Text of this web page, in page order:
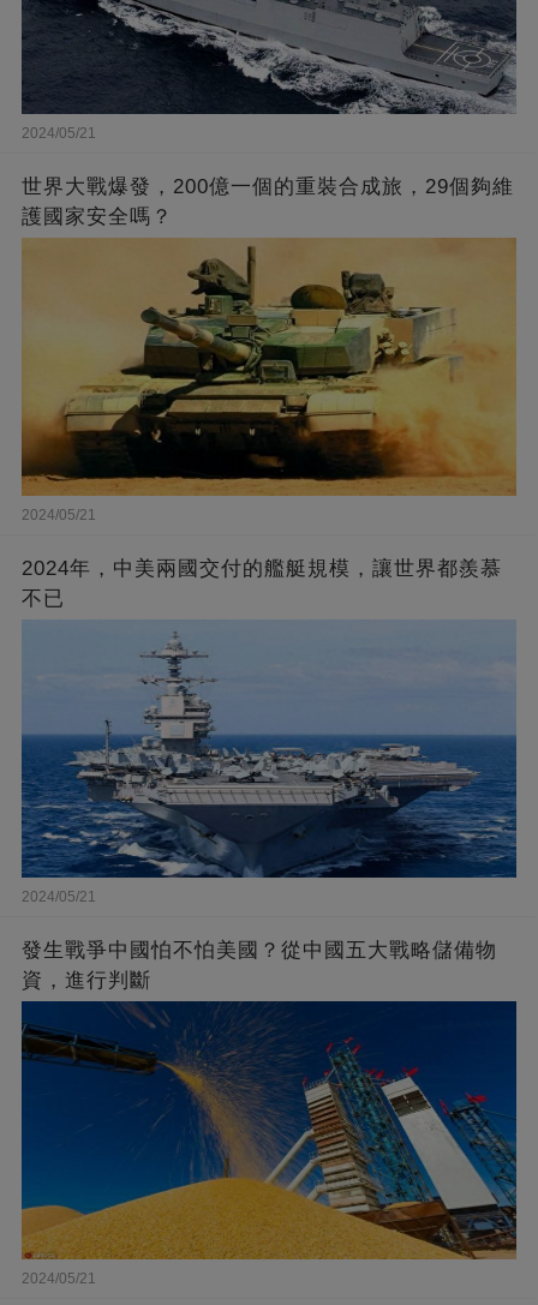
2024/05/21
世界大戰爆發，200億一個的重裝合成旅，29個夠維
護國家安全嗎？
2024/05/21
2024年，中美兩國交付的艦艇規模，讓世界都羨慕
不已
2024/05/21
發生戰爭中國怕不怕美國？從中國五大戰略儲備物
資，進行判斷
2024/05/21